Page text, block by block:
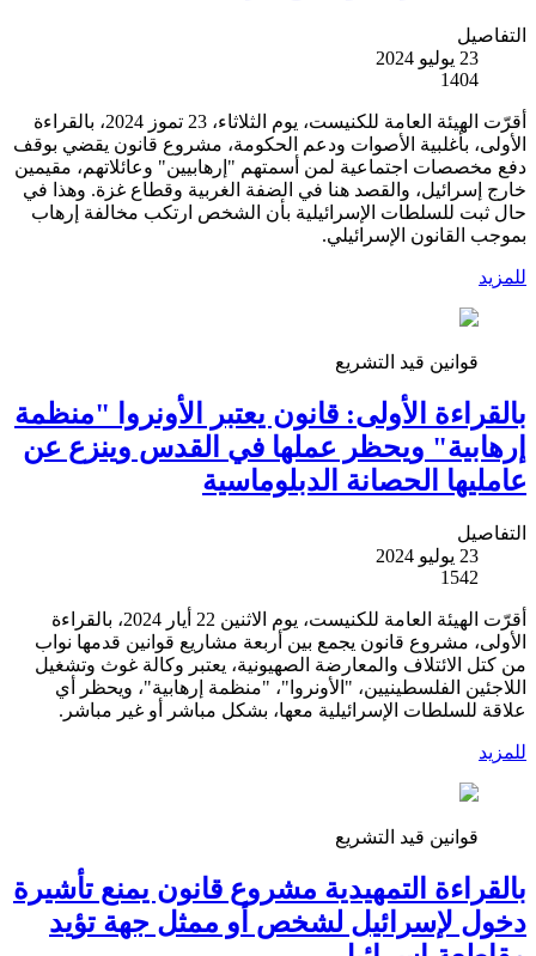
التفاصيل
23 يوليو 2024
1404
أقرّت الهيئة العامة للكنيست، يوم الثلاثاء، 23 تموز 2024، بالقراءة
الأولى، بأغلبية الأصوات ودعم الحكومة، مشروع قانون يقضي بوقف
دفع مخصصات اجتماعية لمن أسمتهم "إرهابيين" وعائلاتهم، مقيمين
خارج إسرائيل، والقصد هنا في الضفة الغربية وقطاع غزة. وهذا في
حال ثبت للسلطات الإسرائيلية بأن الشخص ارتكب مخالفة إرهاب
بموجب القانون الإسرائيلي.
للمزيد
قوانين قيد التشريع
بالقراءة الأولى: قانون يعتبر الأونروا "منظمة
إرهابية" ويحظر عملها في القدس وينزع عن
عامليها الحصانة الدبلوماسية
التفاصيل
23 يوليو 2024
1542
أقرّت الهيئة العامة للكنيست، يوم الاثنين 22 أيار 2024، بالقراءة
الأولى، مشروع قانون يجمع بين أربعة مشاريع قوانين قدمها نواب
من كتل الائتلاف والمعارضة الصهيونية، يعتبر وكالة غوث وتشغيل
اللاجئين الفلسطينيين، "الأونروا"، "منظمة إرهابية"، ويحظر أي
علاقة للسلطات الإسرائيلية معها، بشكل مباشر أو غير مباشر.
للمزيد
قوانين قيد التشريع
بالقراءة التمهيدية مشروع قانون يمنع تأشيرة
دخول لإسرائيل لشخص أو ممثل جهة تؤيد